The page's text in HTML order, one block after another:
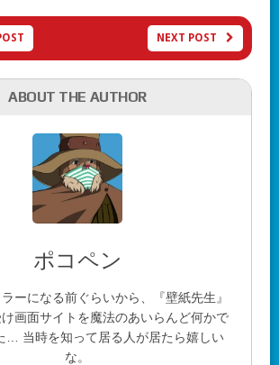
NEXT POST
ABOUT THE AUTHOR
ポコペン
ーになる前ぐらいから、『壁紙先生』
画面サイトを魔法のあいらんど何かで
… 当時を知って居る人が居たら嬉しい
な。